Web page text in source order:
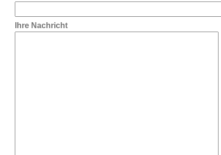
Ihre Nachricht